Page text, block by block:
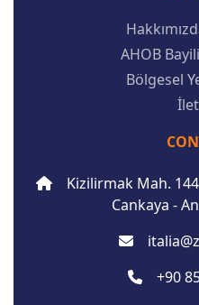
AHOB
Bölgesel
Kizilirmak Mah.
Cankaya -
+90